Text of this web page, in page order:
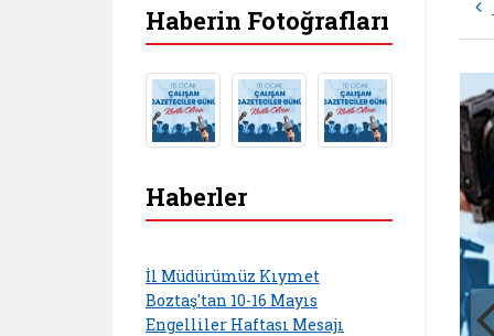
Haberin Fotoğrafları
Haberler
İl Müdürümüz Kıymet
Boztaş'tan 10-16 Mayıs
Engelliler Haftası Mesajı